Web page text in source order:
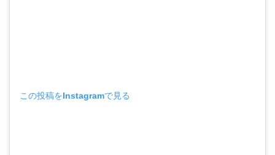
この投稿をInstagramで見る